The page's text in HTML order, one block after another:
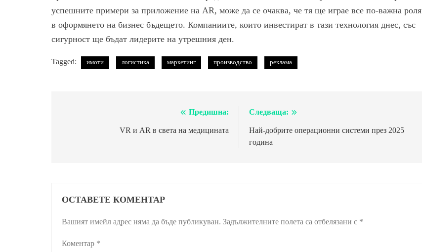
успешните примери за приложение на AR, може да се очаква, че тя ще играе все по-важна роля
в оформянето на бизнес бъдещето. Компаниите, които инвестират в тази технология днес, със
сигурност ще бъдат лидерите на утрешния ден.
Tagged: имоти логистика маркетинг производство реклама
Предишна:
VR и AR в света на медицината
Следваща:
Най-добрите операционни системи през 2025
година
ОСТАВЕТЕ КОМЕНТАР
Вашият имейл адрес няма да бъде публикуван. Задължителните полета са отбелязани с *
Коментар *